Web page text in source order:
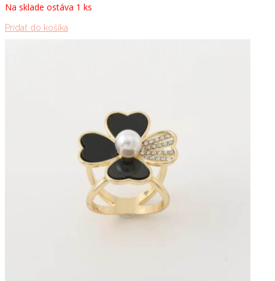
29.90 €.15.90 €.
Na sklade ostáva 1 ks
Pridať do košíka